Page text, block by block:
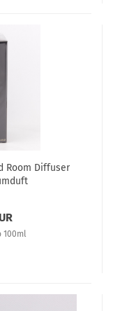
Room Diffuser
100ml